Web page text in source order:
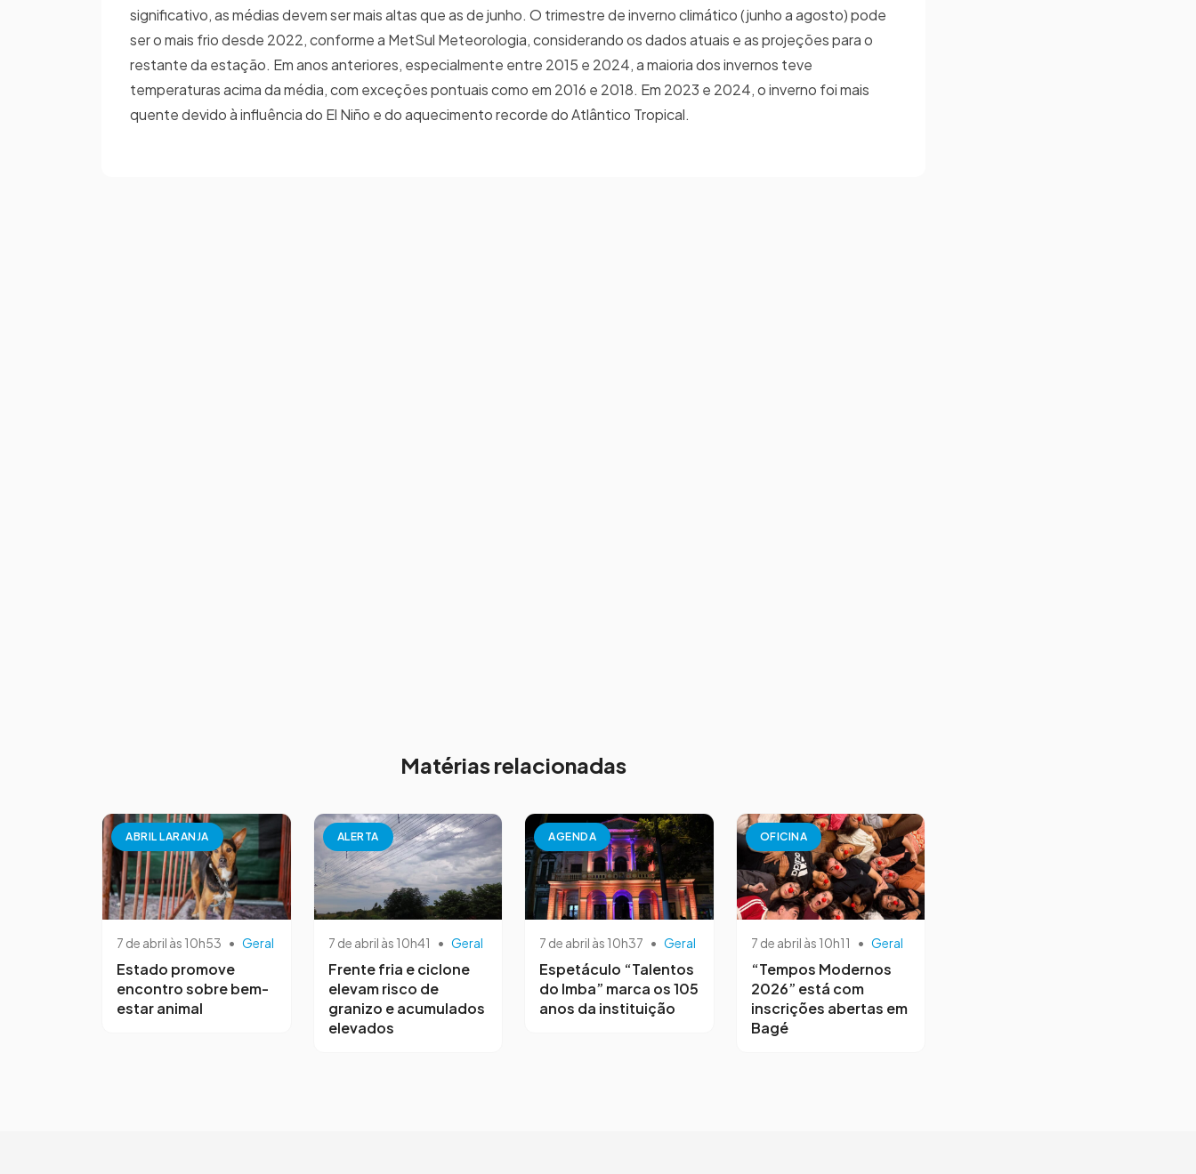
significativo, as médias devem ser mais altas que as de junho. O trimestre de inverno climático (junho a agosto) pode
ser o mais frio desde 2022, conforme a MetSul Meteorologia, considerando os dados atuais e as projeções para o
restante da estação. Em anos anteriores, especialmente entre 2015 e 2024, a maioria dos invernos teve
temperaturas acima da média, com exceções pontuais como em 2016 e 2018. Em 2023 e 2024, o inverno foi mais
quente devido à influência do El Niño e do aquecimento recorde do Atlântico Tropical.
Matérias relacionadas
ABRIL LARANJA
7 de abril às 10h53 • Geral
Estado promove
encontro sobre bem-
estar animal
ALERTA
7 de abril às 10h41 • Geral
Frente fria e ciclone
elevam risco de
granizo e acumulados
elevados
AGENDA
7 de abril às 10h37 • Geral
Espetáculo “Talentos
do Imba” marca os 105
anos da instituição
OFICINA
7 de abril às 10h11 • Geral
“Tempos Modernos
2026” está com
inscrições abertas em
Bagé